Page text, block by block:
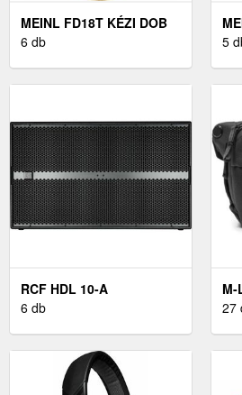
MEINL FD18T KÉZI DOB
6 db
5
RCF HDL 10-A
6 db
M-
27